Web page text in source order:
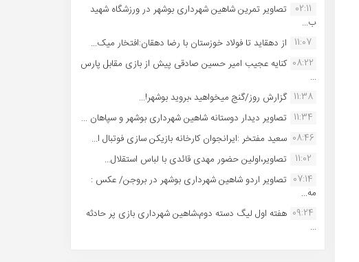
02:11
تصاویر تمرین شاهین شهردارى بوشهر در ورزشگاه شهید
ب...
11:07 از دهقاید تا فولاد خوزستان با رضا دهقان:افتخار میک...
08:22 کنایه عجیب امیر حسین صادقی پیش از بازی مقابل پارس
...
11:38 گزارش روز/گنج میخواهید ،بروید بوشهر!...
11:34 تصاویر دیدار دوستانه شاهین شهردارى بوشهر و سپاهان ...
08:46 سعید مفتخر :ایرانجوان کارخانه بازیکن سازی فوتبال ا...
11:02
تصاویر،اولین حضور مهدی قائدی با لباس استقلال...
07:14 تصاویر اردو شاهین شهرداری بوشهر در بروجن/ عکس :
مه...
09:24 هفته اول لیگ دسته دوم،شاهین شهرداری بازی پر حادثه
...